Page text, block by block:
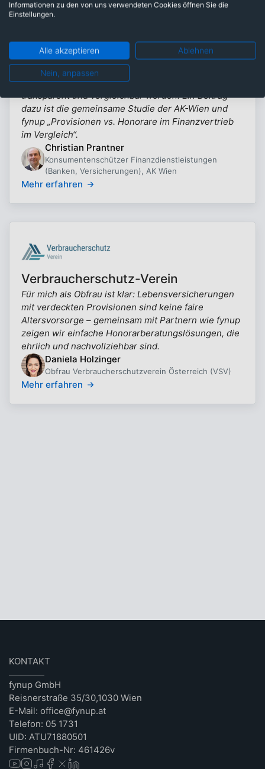
Arbeiterkammer Wien
Als Konsumentenschützer der AK Wien setze ich
mich dafür ein, dass komplexe Finanzprodukte
transparent und vergleichbar werden. Ein Beitrag
dazu ist die gemeinsame Studie der AK-Wien und
fynup „Provisionen vs. Honorare im Finanzvertrieb
im Vergleich“.
Christian Prantner
Konsumentenschützer Finanzdienstleistungen
(Banken, Versicherungen), AK Wien
Mehr erfahren
Verbraucherschutz-Verein
Für mich als Obfrau ist klar: Lebensversicherungen
mit verdeckten Provisionen sind keine faire
Altersvorsorge – gemeinsam mit Partnern wie fynup
zeigen wir einfache Honorarberatungslösungen, die
ehrlich und nachvollziehbar sind.
Daniela Holzinger
Obfrau Verbraucherschutzverein Österreich (VSV)
Mehr erfahren
KONTAKT
fynup GmbH
Reisnerstraße 35/30,1030 Wien
E-Mail: office@fynup.at
Telefon: 05 1731
UID: ATU71880501
Firmenbuch-Nr: 461426v
Informationen zu den von uns verwendeten Cookies öffnen Sie die
Einstellungen.
Alle akzeptieren Ablehnen
Nein, anpassen